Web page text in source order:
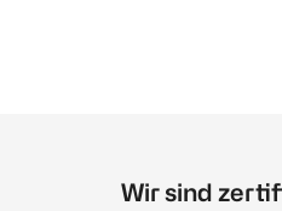
Wir sind